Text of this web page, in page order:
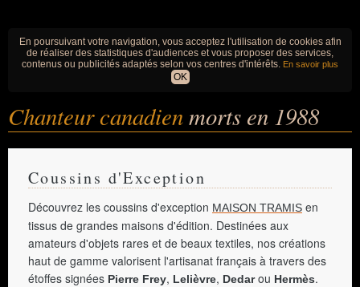
En poursuivant votre navigation, vous acceptez l'utilisation de cookies afin
de réaliser des statistiques d'audiences et vous proposer des services,
contenus ou publicités adaptés selon vos centres d'intérêts. En savoir plus
OK
Chanteur canadienmorts en 1988
Coussins d'Exception
Découvrez les coussins d'exception MAISON TRAMIS en
tissus de grandes maisons d'édition. Destinées aux
amateurs d'objets rares et de beaux textiles, nos créations
haut de gamme valorisent l'artisanat français à travers des
étoffes signées Pierre Frey, Lelièvre, Dedarou Hermès.